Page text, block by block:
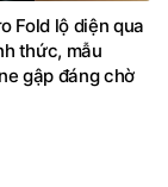
Fold lộ diện qua
thức, mẫu
gập đáng chờ